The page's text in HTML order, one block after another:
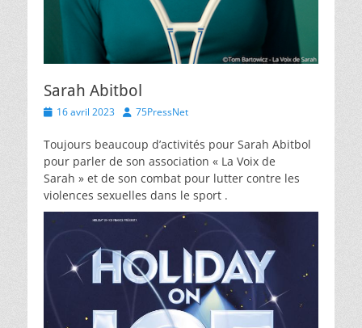
Sarah Abitbol
Posted16 avril 2023 Author
75PressNet
Toujours beaucoup d’activités pour Sarah Abitbol
pour parler de son association « La Voix de
Sarah » et de son combat pour lutter contre les
violences sexuelles dans le sport .